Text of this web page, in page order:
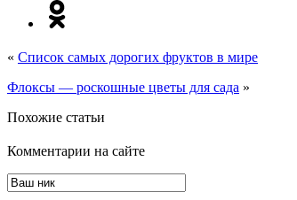
« Список самых дорогих фруктов в мире
Флоксы — роскошные цветы для сада »
Похожие статьи
Комментарии на сайте